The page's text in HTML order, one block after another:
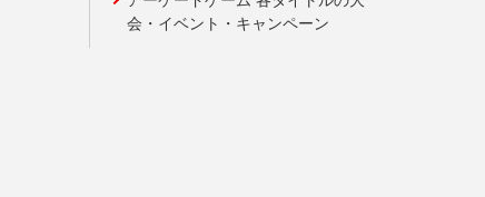
会・イベント・キャンペーン